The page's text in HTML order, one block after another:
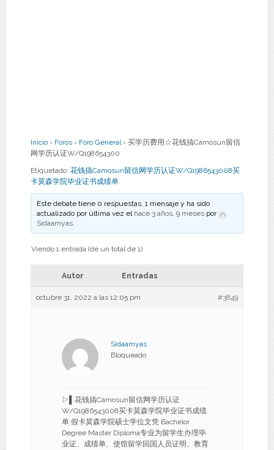
Inicio › Foros › Foro General › 买学历费用☆花钱搞Camosun留信
网学历认证W/Q198654300
Etiquetado: 花钱搞Camosun留信网学历认证W/Q1986543008买
卡莫森学院毕业证书成绩单
Este debate tiene 0 respuestas, 1 mensaje y ha sido
actualizado por última vez el hace 3 años, 9 meses por
Sidaamyas.
Viendo 1 entrada (de un total de 1)
Autor Entradas
octubre 31, 2022 a las 12:05 pm #3849
Sidaamyas
Bloqueado
▷▌花钱搞Camosun留信网学历认证
W/Q1986543008买卡莫森学院毕业证书成绩
单,假卡莫森学院硕士学位文凭 Bachelor
Degree Master Diploma专业为留学生办理毕
业证、成绩单、使馆留学回国人员证明、教育